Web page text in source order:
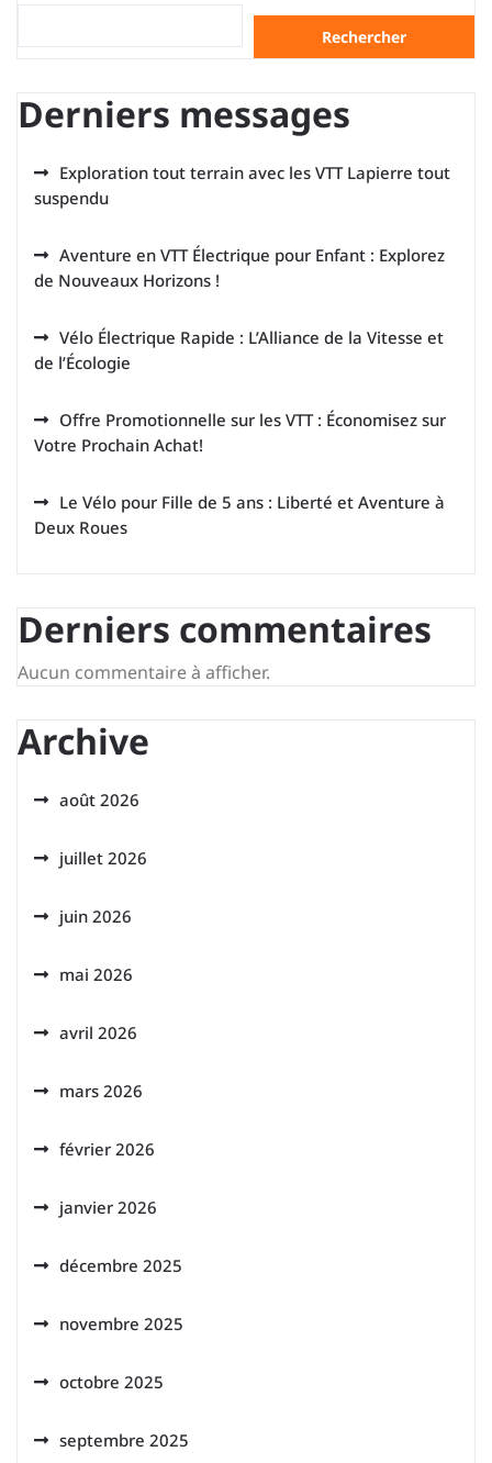
Rechercher
Derniers messages
Exploration tout terrain avec les VTT Lapierre tout
suspendu
Aventure en VTT Électrique pour Enfant : Explorez
de Nouveaux Horizons !
Vélo Électrique Rapide : L’Alliance de la Vitesse et
de l’Écologie
Offre Promotionnelle sur les VTT : Économisez sur
Votre Prochain Achat!
Le Vélo pour Fille de 5 ans : Liberté et Aventure à
Deux Roues
Derniers commentaires
Aucun commentaire à afficher.
Archive
août 2026
juillet 2026
juin 2026
mai 2026
avril 2026
mars 2026
février 2026
janvier 2026
décembre 2025
novembre 2025
octobre 2025
septembre 2025